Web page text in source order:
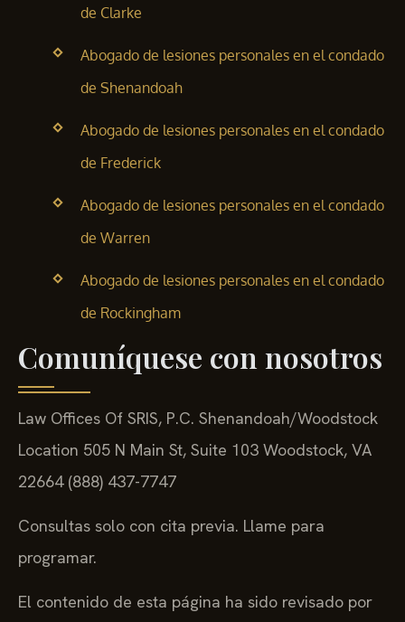
de Clarke
Abogado de lesiones personales en el condado
de Shenandoah
Abogado de lesiones personales en el condado
de Frederick
Abogado de lesiones personales en el condado
de Warren
Abogado de lesiones personales en el condado
de Rockingham
Comuníquese con nosotros
Law Offices Of SRIS, P.C. Shenandoah/Woodstock
Location 505 N Main St, Suite 103 Woodstock, VA
22664(888) 437-7747
Consultas solo con cita previa. Llame para
programar.
El contenido de esta página ha sido revisado por